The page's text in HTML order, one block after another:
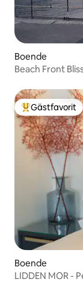
Boende
Beach Front
Populär
Gästfavorit
Boende
LIDDEN MOR -